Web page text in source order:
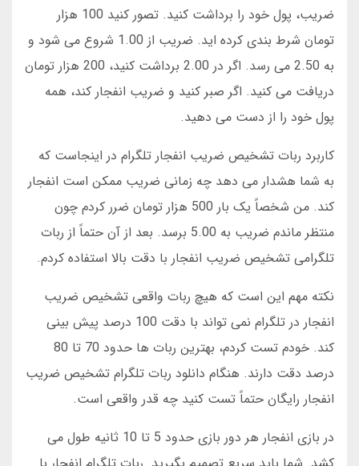
ضریب، پول خود را برداشت کنید. تصور کنید 100 هزار
تومان شرط بندی کرده اید. ضریب از 1.00 شروع می شود و
به 2.50 می رسد. اگر در 2.00 برداشت کنید، 200 هزار تومان
دریافت می کنید. اگر صبر کنید و ضریب انفجار کند، همه
پول خود را از دست می دهید.
کاربرد ربات تشخیص ضریب انفجار تلگرام در اینجاست که
به شما هشدار می دهد چه زمانی ضریب ممکن است انفجار
کند. من شخصاً یک بار 500 هزار تومان ضرر کردم چون
منتظر ماندم ضریب به 5.00 برسد. بعد از آن حتماً از ربات
تلگرامی تشخیص ضریب انفجار با دقت بالا استفاده کردم.
نکته مهم این است که هیچ ربات واقعی تشخیص ضریب
انفجار در تلگرام نمی تواند با دقت 100 درصد پیش بینی
کند. خودم تست کردم، بهترین ربات ها حدود 70 تا 80
درصد دقت دارند. هنگام دانلود ربات تلگرام تشخیص ضریب
انفجار رایگان حتماً تست کنید چه قدر واقعی است.
در بازی انفجار هر دور بازی حدود 5 تا 10 ثانیه طول می